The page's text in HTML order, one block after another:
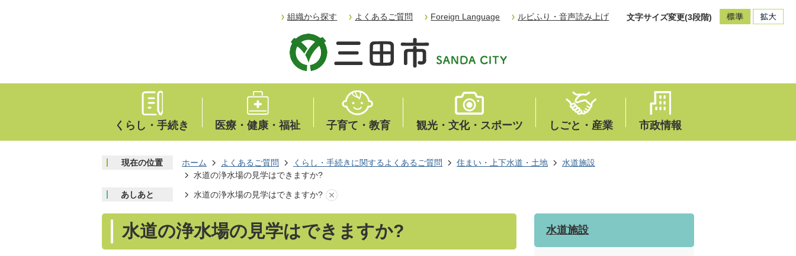
組織から探す よくあるご質問 Foreign Language ルビふり・音声読み上げ 文字サイズ変更(3段階)
くらし・手続き 医療・健康・福祉 子育て・教育 観光・文化・スポーツ しごと・産業 市政情報
現在の位置 ホーム よくあるご質問 くらし・手続きに関するよくあるご質問 住まい・上下水道・土地
水道施設
水道の浄水場の見学はできますか?
あしあと 水道の浄水場の見学はできますか?
水道の浄水場の見学はできますか? 水道施設